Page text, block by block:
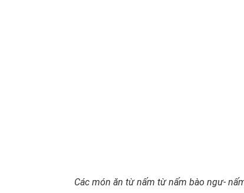
Các món ăn từ nấm từ nấm bào ngư-